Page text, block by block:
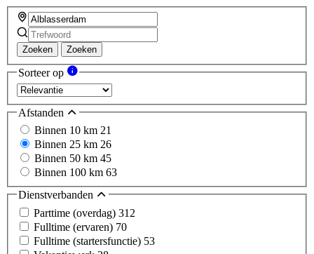
Zoeken Zoeken
Sorteer op
Afstanden
Binnen 10 km 21
Binnen 25 km 26
Binnen 50 km 45
Binnen 100 km 63
Dienstverbanden
Parttime (overdag) 312
Fulltime (ervaren) 70
Fulltime (startersfunctie) 53